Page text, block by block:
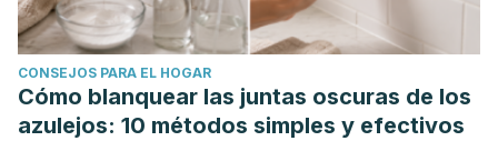
National Institute of Diabetes and Digestive and Kidney
Diseases. (marzo de 2021).Hipotiroidismo (tiroides
hipoactiva).https://www.niddk.nih.gov/health-
information/informacion-de-la-salud/enfermedades-
endocrinas/hipotiroidismo
CONSEJOS PARA EL HOGAR
Cómo blanquear las juntas oscuras de los
azulejos: 10 métodos simples y efectivos